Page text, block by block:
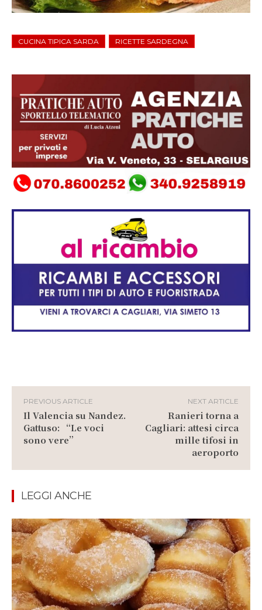
CUCINA TIPICA SARDA RICETTE SARDEGNA
PREVIOUS ARTICLE
Il Valencia su Nandez.
Gattuso: “Le voci
sono vere”
NEXT ARTICLE
Ranieri torna a
Cagliari: attesi circa
mille tifosi in
aeroporto
LEGGI ANCHE